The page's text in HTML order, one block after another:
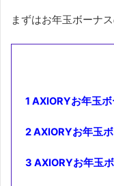
まずはお年玉ボーナ
1 AXIORYお年玉
2AXIORYお年玉
3 AXIORYお年玉